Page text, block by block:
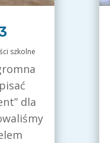
szkolne
dla